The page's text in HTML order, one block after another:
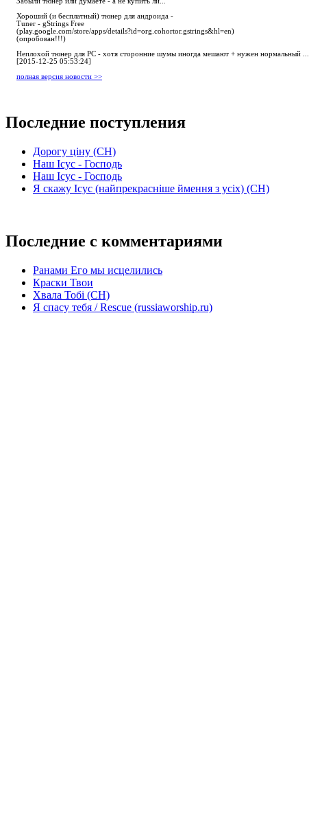
Хороший (и бесплатный) тюнер для андроида -
Tuner - gStrings Free
(play.google.com/store/apps/details?id=org.cohortor.gstrings&hl=en)
(опробован!!!)
Неплохой тюнер для РС - хотя сторонние шумы иногда мешают + нужен нормальный ...
[2015-12-25 05:53:24]
полная версия новости >>
Последние поступления
Дорогу ціну (СН)
Наш Ісус - Господь
Наш Ісус - Господь
Я скажу Ісус (найпрекрасніше ймення з усіх) (СН)
Последние с комментариями
Ранами Его мы исцелились
Краски Твои
Хвала Тобі (СН)
Я спасу тебя / Rescue (russiaworship.ru)